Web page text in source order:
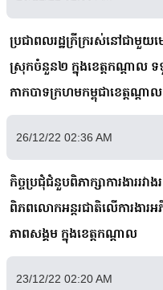
ប្រជាពលរដ្ឋក្រីក្ររស់នៅជាមួ
ស្រុកចំនួន២ ក្នុងខេត្តកណ្ដា
កាកបាទក្រហមកម្ពុជាខេត្តណ្ដាល
26/12/22 02:36 AM
កិច្ចប្រជុំជំនួបពិភាក្សាការងាររវ
ពិភពលោកអន្តរជាតិលើការង
ភាពសង្គម ក្នុងខេត្តកណ្តាល
23/12/22 02:20 AM